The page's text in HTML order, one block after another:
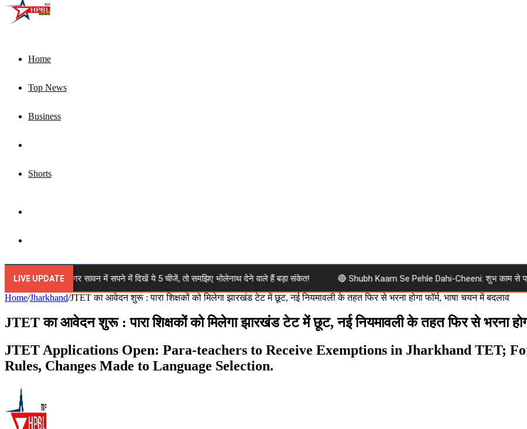
Home
Top News
Business
Shorts
for
LIVE UPDATE
2026: अगर सावन में सपने में दिखें ये 5 चीजें, तो समझिए भोलेनाथ देने वाले हैं बड़ा संकेत! 🔴 Shubh Kaam Se Pehle Dahi-Cheeni: शुभ काम से पहले
Home/Jharkhand/JTET का आवेदन शुरू : पारा शिक्षकों को मिलेगा झारखंड टेट में छूट, नई नियमावली के तहत फिर से भरना होगा फॉर्म, भाषा चयन में बदलाव
JTET का आवेदन शुरू : पारा शिक्षकों को मिलेगा झारखंड टेट में छूट, नई नियमावली के तहत फिर से भरना
JTET Applications Open: Para-teachers to Receive Exemptions in Jharkhand TET;
Rules, Changes Made to Language Selection.